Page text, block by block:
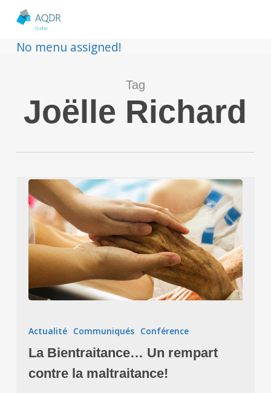
No menu assigned!
Tag
Joëlle Richard
Bientraitance…
rempart
contre
Actualité Communiqués Conférence
La Bientraitance… Un rempart
contre la maltraitance!